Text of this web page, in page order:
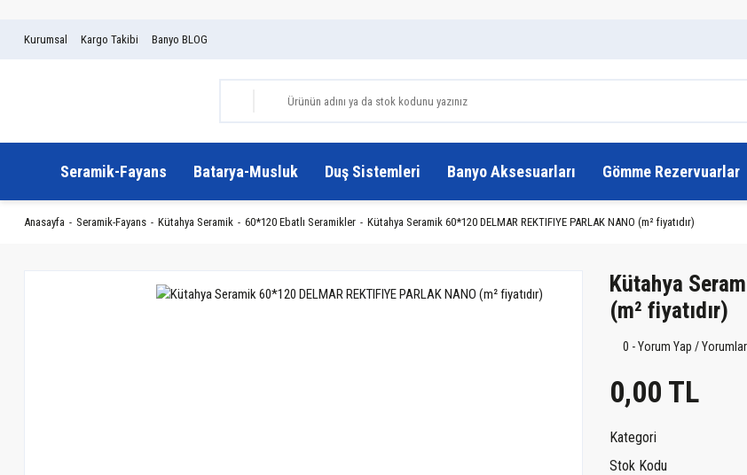
Kurumsal Kargo Takibi Banyo BLOG
Seramik-Fayans Batarya-Musluk Duş Sistemleri Banyo Aksesuarları Gömme Rezervuarlar
Anasayfa Seramik-Fayans Kütahya Seramik 60*120 Ebatlı Seramikler Kütahya Seramik 60*120 DELMAR REKTIFIYE PARLAK NANO (m² fiyatıdır)
Kütahya
(m² fiyatıdır)
0 - Yorum Yap /
0,00 TL
Kategori
Stok Kodu